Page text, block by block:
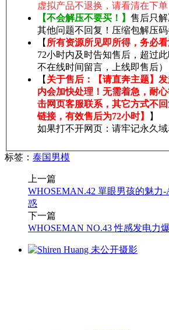
虚拟产品不退换，请看清在下单
【不会解压不要买！】 售后只解
其他问题不回复！压缩包解压
【 所有资源所见即所得，务必
72小时内及时告知售后，超过
不在线时间留言，上线即售后）
【 关于售后：【请直奔主题】
内会加快处理！无需着急，耐
击网页客服联系，其它方式不
链接，有效售后为72小时】
】
如果打不开网页：请牢记永久
标签： 泰国男模
上一篇
WHOSEMAN.42 單眼男孩的魅力
惑
下一篇
WHOSEMAN NO.43 性感发电力